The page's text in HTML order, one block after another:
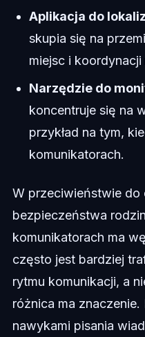
Aplikacja do
skupia się na
miejsc i
Narzędzie do
koncentruje się na
przykład na tym,
komunikatorach.
W przeciwieństwie do
bezpieczeństwa
komunikatorach ma
często jest bardziej
rytmu komunikacji, a
różnica ma
nawykami pisania